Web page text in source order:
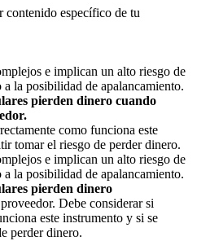
contenido específico de tu
e implican un alto riesgo de
la posibilidad de apalancamiento.
pierden dinero cuando
como funciona este
tomar el riesgo de perder dinero.
e implican un alto riesgo de
la posibilidad de apalancamiento.
pierden dinero
Debe considerar si
este instrumento y si se
perder dinero.